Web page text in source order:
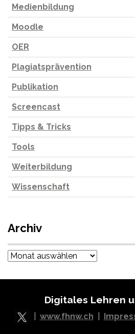
Medienbildung
Moodle
OER
Plagiatsprävention
Publikation
Screencast
Tipps & Tricks
Tools
Weiterbildung
Wissenschaft
Archiv
Archiv
Digitales Lehren
www.fhnw.ch